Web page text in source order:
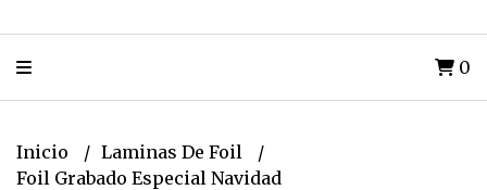
0
Inicio
Laminas De Foil
Foil Grabado Especial Navidad